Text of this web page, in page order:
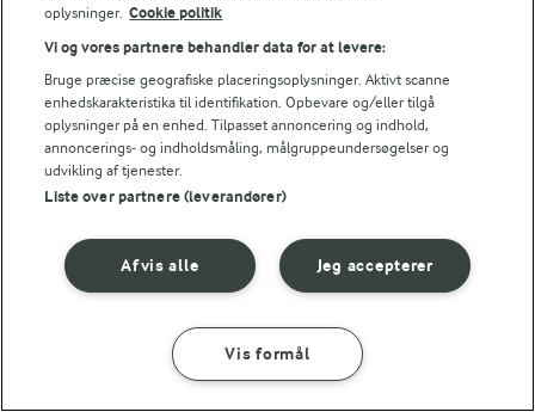
Brunkager– sprøde og krydrede klassiske
småkager
Norske klejner– snoede, bløde og lækre
Pebernødder– små og fine småkager med
julekrydderier som alle kan være med til at bage
Jødekager– sprøde småkager med kanelsukker
Julekager
Når du vil imponere med lidt ekstra juleglæde:
oplysninger. Cookie politik
Vi og vores partnere behandler data for at levere:
Bruge præcise geografiske placeringsoplysninger. Aktivt scanne
enhedskarakteristika til identifikation. Opbevare og/eller tilgå
oplysninger på en enhed. Tilpasset annoncering og indhold,
annoncerings- og indholdsmåling, målgruppeundersøgelser og
udvikling af tjenester.
Liste over partnere (leverandører)
Jeg accepterer
Afvis alle
Vis formål